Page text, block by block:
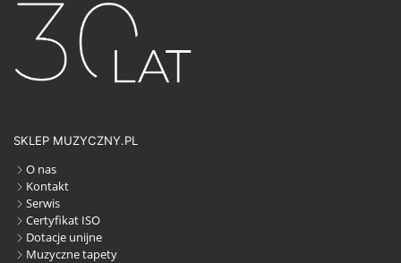
SKLEP MUZYCZNY.PL
O nas
Kontakt
Serwis
Certyfikat ISO
Dotacje unijne
Muzyczne tapety